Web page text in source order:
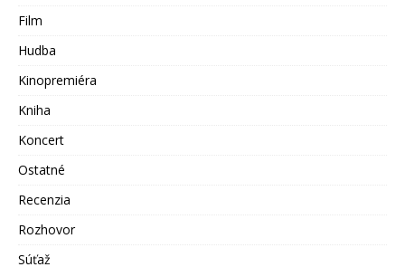
Film
Hudba
Kinopremiéra
Kniha
Koncert
Ostatné
Recenzia
Rozhovor
Súťaž